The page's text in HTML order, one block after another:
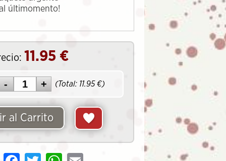
últimomento!
11.95 €
(Total: 11.95€)
al Carrito
FacebookTwitter WhatsApp